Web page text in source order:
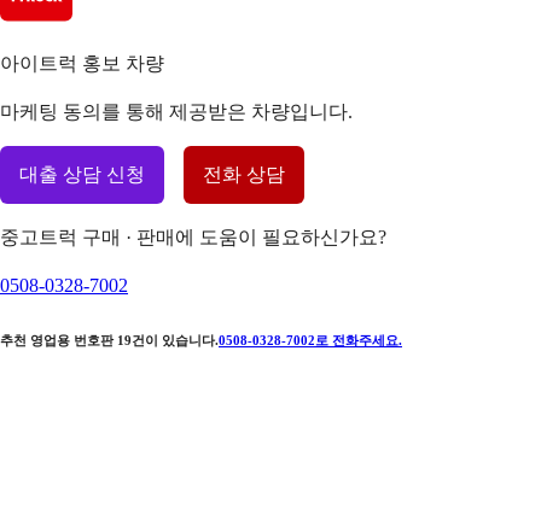
아이트럭 홍보 차량
마케팅 동의를 통해 제공받은 차량입니다.
대출 상담 신청 전화 상담
중고트럭 구매 · 판매에 도움이 필요하신가요?
0508-0328-7002
추천 영업용 번호판 19건이 있습니다.0508-0328-7002 로 전화주세요.